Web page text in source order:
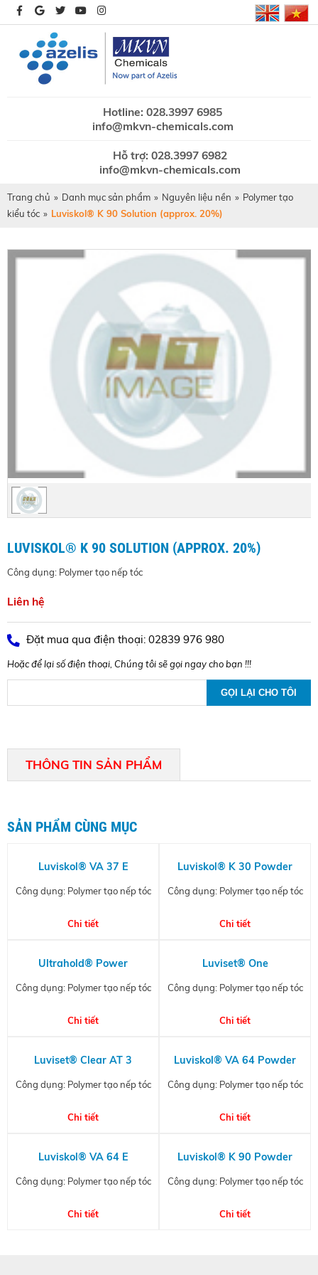
Hotline: 028.3997 6985
info@mkvn-chemicals.com
Hỗ trợ: 028.3997 6982
info@mkvn-chemicals.com
Trang chủ » Danh mục sản phẩm » Nguyên liệu nền » Polymer tạo
kiểu tóc » Luviskol® K 90 Solution (approx. 20%)
LUVISKOL® K 90 SOLUTION (APPROX. 20%)
Công dụng: Polymer tạo nếp tóc
Liên hệ
Đặt mua qua điện thoại: 02839 976 980
Hoặc để lại số điện thoại, Chúng tôi sẽ gọi ngay cho bạn !!!
THÔNG TIN SẢN PHẨM
SẢN PHẨM CÙNG MỤC
Luviskol® VA 37 E
Công dụng: Polymer tạo nếp tóc
Chi tiết
Luviskol® K 30 Powder
Công dụng: Polymer tạo nếp tóc
Chi tiết
Ultrahold® Power
Công dụng: Polymer tạo nếp tóc
Chi tiết
Luviset® One
Công dụng: Polymer tạo nếp tóc
Chi tiết
Luviset® Clear AT 3
Công dụng: Polymer tạo nếp tóc
Chi tiết
Luviskol® VA 64 Powder
Công dụng: Polymer tạo nếp tóc
Chi tiết
Luviskol® VA 64 E
Công dụng: Polymer tạo nếp tóc
Chi tiết
Luviskol® K 90 Powder
Công dụng: Polymer tạo nếp tóc
Chi tiết